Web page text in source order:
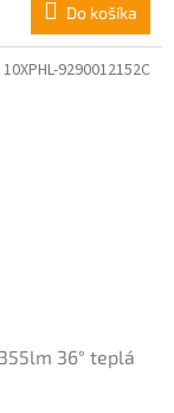
Do košíka
36° teplá
10XPHL-9290012152C